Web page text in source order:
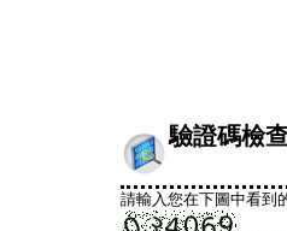
驗證碼檢
請輸入您在下圖中看到